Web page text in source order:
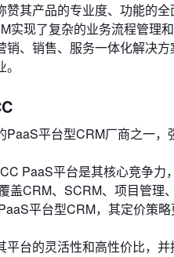
赞其产品的专业度、功能的
实现了复杂的业务流程管理和
销、销售、服务一体化解决
PaaS平台型CRM厂商之一，
PaaS平台是其核心竞争力
盖CRM、SCRM、项目管理
平台型CRM，其定价策
平台的灵活性和高性价比，